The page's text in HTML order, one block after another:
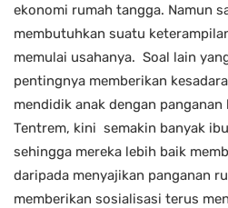
ekonomi rumah tangga. Namun
membutuhkan suatu
memulai usahanya. Soal lain
pentingnya memberikan
mendidik anak dengan
Tentrem, kini semakin banyak
sehingga mereka lebih baik
daripada menyajikan panganan
memberikan sosialisasi terus